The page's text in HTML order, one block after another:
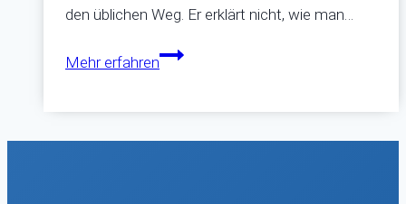
den üblichen Weg. Er erklärt nicht, wie man…
Mehr erfahrenDer